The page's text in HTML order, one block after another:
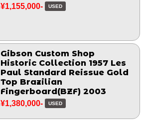
¥1,155,000- USED
Gibson Custom Shop
Historic Collection 1957 Les
Paul Standard Reissue Gold
Top Brazilian
Fingerboard(BZF) 2003
¥1,380,000- USED